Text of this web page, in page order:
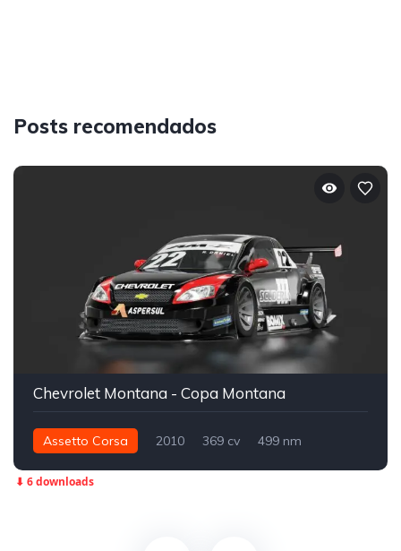
Posts recomendados
Chevrolet Montana - Copa Montana
Assetto Corsa 2010 369 cv
499 nm
⬇ 6 downloads